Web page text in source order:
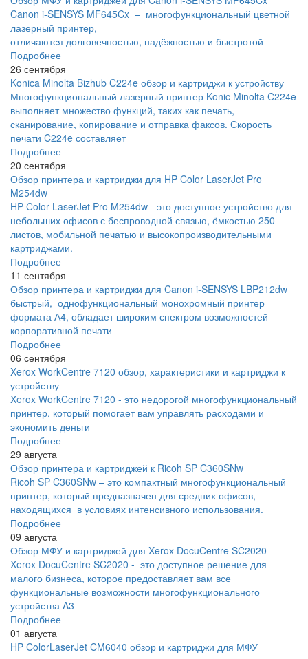
Canon i-SENSYS MF645Cx – многофункциональный цветной
лазерный принтер,
отличаются долговечностью, надёжностью и быстротой
Подробнее
26 сентября
Konica Minolta Bizhub C224e обзор и картриджи к устройству
Многофункциональный лазерный принтер Konic Minolta C224e
выполняет множество функций, таких как печать,
сканирование, копирование и отправка факсов. Скорость
печати C224e составляет
Подробнее
20 сентября
Обзор принтера и картриджи для HP Color LaserJet Pro
M254dw
HP Color LaserJet Pro M254dw - это доступное устройство для
небольших офисов с беспроводной связью, ёмкостью 250
листов, мобильной печатью и высокопроизводительными
картриджами.
Подробнее
11 сентября
Обзор принтера и картриджи для Canon i-SENSYS LBP212dw
быстрый, однофункциональный монохромный принтер
формата А4, обладает широким спектром возможностей
корпоративной печати
Подробнее
06 сентября
Xerox WorkCentre 7120 обзор, характеристики и картриджи к
устройству
Xerox WorkCentre 7120 - это недорогой многофункциональный
принтер, который помогает вам управлять расходами и
экономить деньги
Подробнее
29 августа
Обзор принтера и картриджей к Ricoh SP C360SNw
Ricoh SP C360SNw – это компактный многофункциональный
принтер, который предназначен для средних офисов,
находящихся в условиях интенсивного использования.
Подробнее
09 августа
Обзор МФУ и картриджей для Xerox DocuCentre SC2020
Xerox DocuCentre SC2020 - это доступное решение для
малого бизнеса, которое предоставляет вам все
функциональные возможности многофункционального
устройства A3
Подробнее
01 августа
HP ColorLaserJet CM6040 обзор и картриджи для МФУ